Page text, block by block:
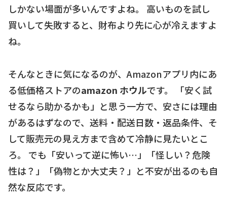
しかない場面が多いんですよね。 高いものを試し
買いして失敗すると、財布より先に心が冷えますよ
ね。
そんなときに気になるのが、Amazonアプリ内にあ
る低価格ストアのamazon ホウルです。 「安く試
せるなら助かるかも」と思う一方で、安さには理由
があるはずなので、送料・配送日数・返品条件、そ
して販売元の見え方まで含めて冷静に見たいとこ
ろ。 でも「安いって逆に怖い…」「怪しい？危険
性は？」「偽物とか大丈夫？」と不安が出るのも自
然な反応です。